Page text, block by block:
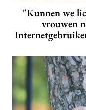
"Kunnen we
vrouwen